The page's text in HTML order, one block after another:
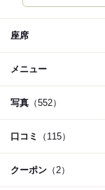
座席
メニュー
写真 （552）
口コミ （115）
クーポン （2）